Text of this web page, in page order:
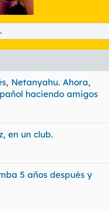
Netanyahu. Ahora,
haciendo amigos
en un club.
5 años después y